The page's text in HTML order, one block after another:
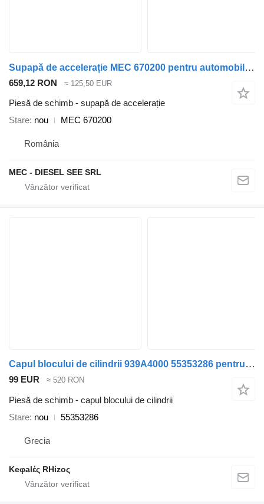
Supapă de accelerație MEC 670200 pentru automobil Alfa Romeo 159; FIAT CROMA, SEDICI; OPEL ASTR
659,12 RON ≈ 125,50 EUR
Piesă de schimb - supapă de accelerație
Stare nou MEC 670200
România
MEC - DIESEL SEE SRL
Capul blocului de cilindrii 939A4000 55353286 pentru automobil Alfa Romeo ALFA 159
99 EUR ≈ 520 RON
Piesă de schimb - capul blocului de cilindrii
Stare nou 55353286
Grecia
Keφalές RHίzoς